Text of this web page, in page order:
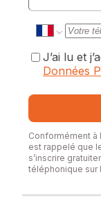
J’ai lu et
Données
Conformément à
est rappelé que
s’inscrire
téléphonique sur